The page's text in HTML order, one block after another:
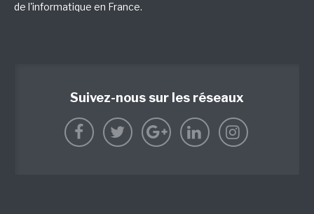
de l'informatique en France.
Suivez-nous sur les réseaux